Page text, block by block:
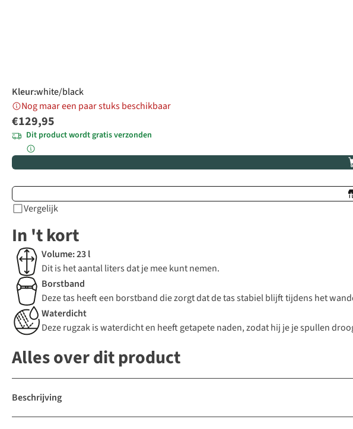
Kleur:white/black
Nog maar een paar stuks beschikbaar
€129,95
Dit product wordt gratis verzonden
Vergelijk
In 't kort
Volume: 23 l
Dit is het aantal liters dat je mee kunt nemen.
Borstband
Deze tas heeft een borstband die zorgt dat de tas stabiel blijft tijdens het
Waterdicht
Deze rugzak is waterdicht en heeft getapete naden, zodat hij je je spullen
Alles over dit product
Beschrijving